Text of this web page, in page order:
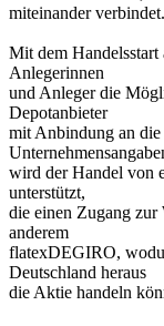
miteinander verbindet.
Mit dem
Anlegerinnen
und Anleger die
Depotanbieter
mit Anbindung an
wird der Handel von
unterstützt,
die einen Zugang zur
anderem
flatexDEGIRO,
Deutschland heraus
die Aktie handeln